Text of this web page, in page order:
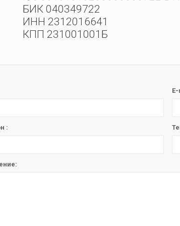
БИК 040349722
ИНН 2312016641
КПП 231001001Б
: